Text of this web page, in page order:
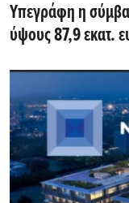
Υπεγράφη η
ύψους 87,9 εκατ.